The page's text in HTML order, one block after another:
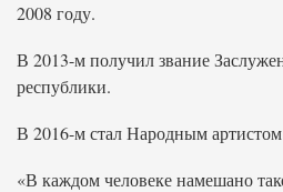
2008 году.
В 2013-м получил звание
республики.
В 2016-м стал Народным
«В каждом человеке намешано